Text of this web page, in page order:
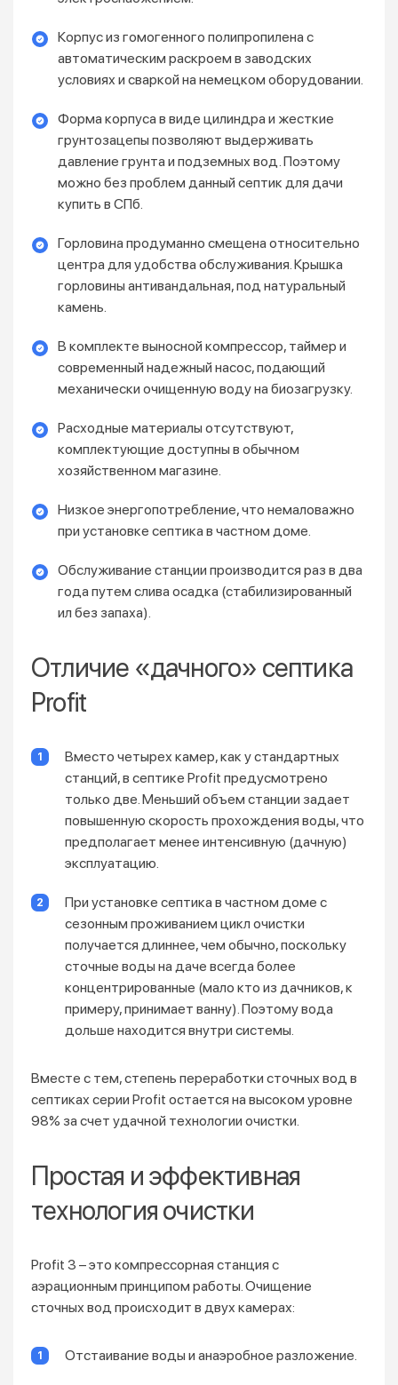
Корпус из гомогенного полипропилена с
автоматическим раскроем в заводских
условиях и сваркой на немецком оборудовании.
Форма корпуса в виде цилиндра и жесткие
грунтозацепы позволяют выдерживать
давление грунта и подземных вод. Поэтому
можно без проблем данный септик для дачи
купить в СПб.
Горловина продуманно смещена относительно
центра для удобства обслуживания. Крышка
горловины антивандальная, под натуральный
камень.
В комплекте выносной компрессор, таймер и
современный надежный насос, подающий
механически очищенную воду на биозагрузку.
Расходные материалы отсутствуют,
комплектующие доступны в обычном
хозяйственном магазине.
Низкое энергопотребление, что немаловажно
при установке септика в частном доме.
Обслуживание станции производится раз в два
года путем слива осадка (стабилизированный
ил без запаха).
Отличие «дачного» септика
Profit
Вместо четырех камер, как у стандартных
станций, в септике Profit предусмотрено
только две. Меньший объем станции задает
повышенную скорость прохождения воды, что
предполагает менее интенсивную (дачную)
эксплуатацию.
При установке септика в частном доме с
сезонным проживанием цикл очистки
получается длиннее, чем обычно, поскольку
сточные воды на даче всегда более
концентрированные (мало кто из дачников, к
примеру, принимает ванну). Поэтому вода
дольше находится внутри системы.
Вместе с тем, степень переработки сточных вод в
септиках серии Profit остается на высоком уровне
98% за счет удачной технологии очистки.
Простая и эффективная
технология очистки
Profit 3 – это компрессорная станция с
аэрационным принципом работы. Очищение
сточных вод происходит в двух камерах:
Отстаивание воды и анаэробное разложение.